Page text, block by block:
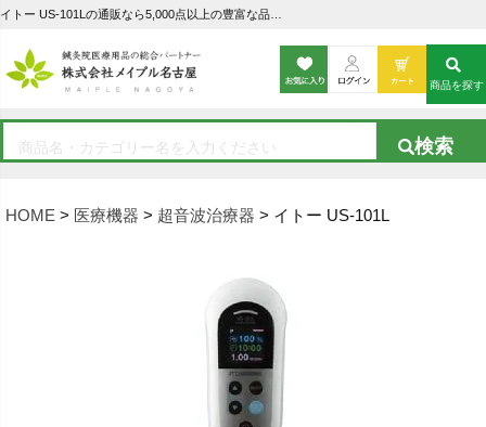
HOME 医療機器 超音波治療器 イトー US-101L
商品を探す